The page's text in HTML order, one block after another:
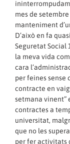
mes de
manteniment
D’això en fa
Seguretat Social
la meva vida
cara
per feines sense
contracte en
setmana vinent”
contractes a
universitat,
que no les
per fer activitats